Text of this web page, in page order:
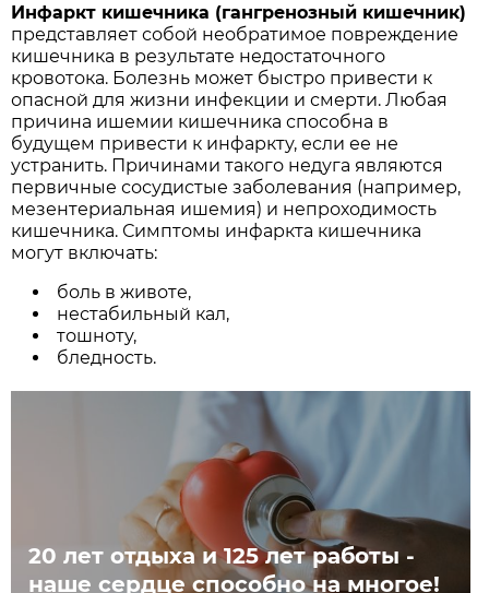
Инфаркт кишечника (гангренозный кишечник)
представляет собой необратимое повреждение
кишечника в результате недостаточного
кровотока. Болезнь может быстро привести к
опасной для жизни инфекции и смерти. Любая
причина ишемии кишечника способна в
будущем привести к инфаркту, если ее не
устранить. Причинами такого недуга являются
первичные сосудистые заболевания (например,
мезентериальная ишемия) и непроходимость
кишечника. Симптомы инфаркта кишечника
могут включать:
боль в животе,
нестабильный кал,
тошноту,
бледность.
20 лет отдыха и 125 лет работы -
наше сердце способно на многое!